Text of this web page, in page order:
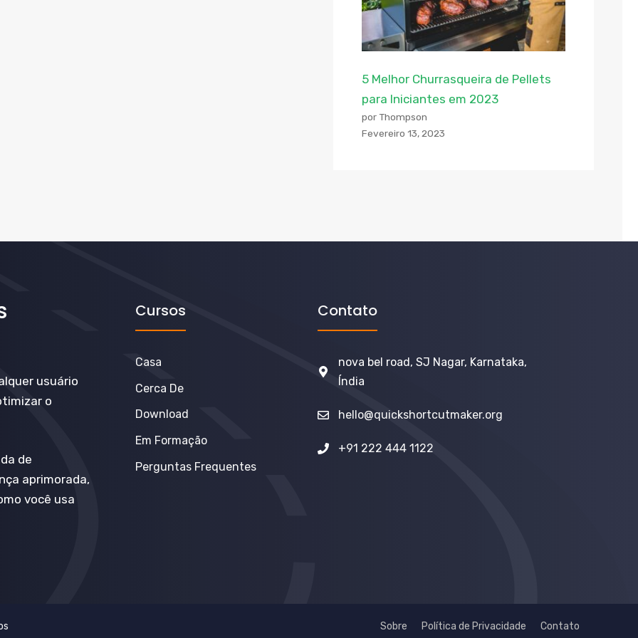
5 Melhor Churrasqueira de Pellets
para Iniciantes em 2023
por Thompson
Fevereiro 13, 2023
usuário
o
de
aprimorada,
você usa
Cursos
Casa
Cerca De
Download
Em Formação
Perguntas Frequentes
Contato
nova bel road, SJ Nagar, Karnataka,
Índia
hello@quickshortcutmaker.org
+91 222 444 1122
Sobre Política de Privacidade Contato